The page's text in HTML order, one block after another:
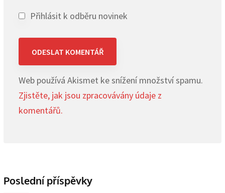
Přihlásit k odběru novinek
Web používá Akismet ke snížení množství spamu.
Zjistěte, jak jsou zpracovávány údaje z
komentářů.
Poslední příspěvky